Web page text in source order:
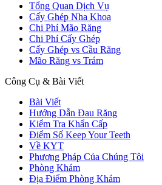
Tổng Quan Dịch Vụ
Cấy Ghép Nha Khoa
Chi Phí Mão Răng
Chi Phí Cấy Ghép
Cấy Ghép vs Cầu Răng
Mão Răng vs Trám
Công Cụ & Bài Viết
Bài Viết
Hướng Dẫn Đau Răng
Kiểm Tra Khẩn Cấp
Điểm Số Keep Your Teeth
Về KYT
Phương Pháp Của Chúng Tôi
Phòng Khám
Địa Điểm Phòng Khám